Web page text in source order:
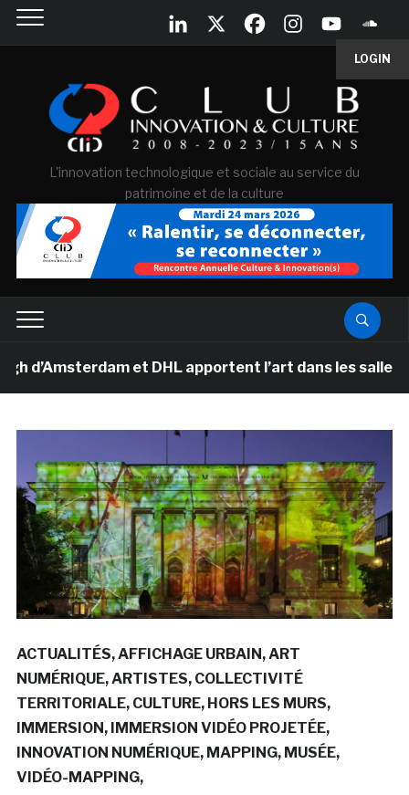
LOGIN
L'innovation technologique et sociale au service du
patrimoine et de la culture
et DHL apportent l’art dans les salles de
ACTUALITÉS AFFICHAGE URBAIN ART
NUMÉRIQUE ARTISTES COLLECTIVITÉ
TERRITORIALE CULTURE HORS LES MURS
IMMERSION IMMERSION VIDÉO PROJETÉE
INNOVATION NUMÉRIQUE MAPPING MUSÉE
VIDÉO-MAPPING